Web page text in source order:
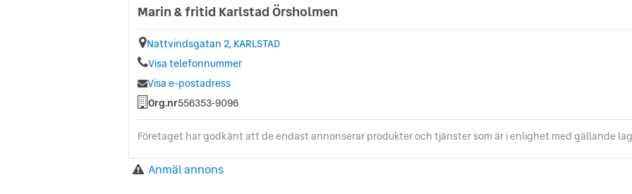
Marin & fritid Karlstad Örsholmen
Nattvindsgatan 2, KARLSTAD
Visa telefonnummer
Visa e-postadress
Org.nr556353-9096
Företaget har godkänt att de endast annonserar produkter och tjänster som är i enlighet med gällande
Anmäl annons